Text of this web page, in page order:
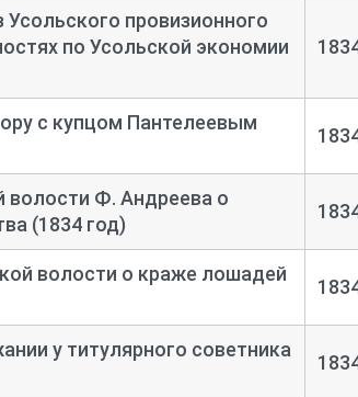
провизионного
по Усольской экономии
с купцом Пантелеевым
волости Ф. Андреева о
(1834 год)
волости о краже лошадей
у титулярного советника